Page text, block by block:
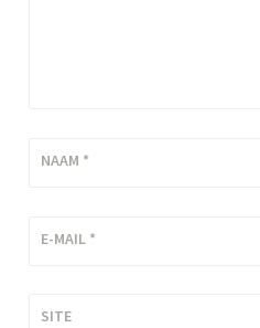
NAAM *
E-MAIL *
SITE